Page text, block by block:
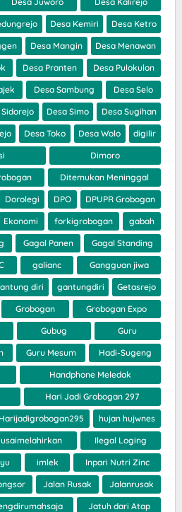
Desa Kemiri Desa Ketro
Desa Mangin Desa Menawan
Desa Pranten Desa Pulokulon
Desa Sambung Desa Selo
Sidorejo Desa Simo Desa Sugihan
Desa Toko Desa Wolo digilir
Dimoro
Ditemukan Meninggal
Dorolegi DPO DPUPR Grobogan
Ekonomi forkigrobogan gabah
Gagal Panen Gagal Standing
galianc Gangguan jiwa
diri gantungdiri Getasrejo
Grobogan Grobogan Expo
Gubug Guru
Guru Mesum Hadi-Sugeng
Handphone Meledak
Hari Jadi Grobogan 297
Harijadigrobogan295 hujan hujwnes
Ilegal Loging
imlek Inpari Nutri Zinc
Jalan Rusak Jalanrusak
Jatuh dari Atap